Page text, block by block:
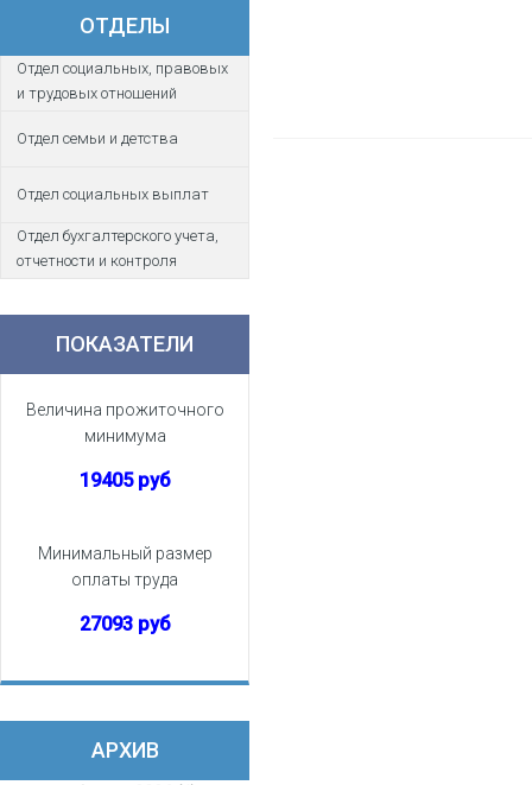
ОТДЕЛЫ
Отдел социальных, правовых
и трудовых отношений
Отдел семьи и детства
Отдел социальных выплат
Отдел бухгалтерского учета,
отчетности и контроля
ПОКАЗАТЕЛИ
Величина прожиточного
минимума
19405 руб
Минимальный размер
оплаты труда
27093 руб
АРХИВ